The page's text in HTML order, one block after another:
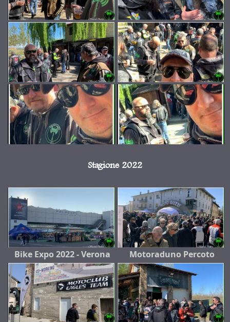
Stagione 2022
Bike Expo 2022 - Verona Motoraduno Percoto